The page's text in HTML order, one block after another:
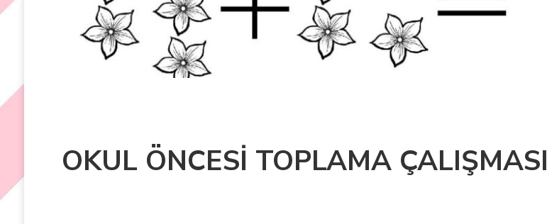
OKUL ÖNCESİ TOPLAMA ÇALIŞMASI